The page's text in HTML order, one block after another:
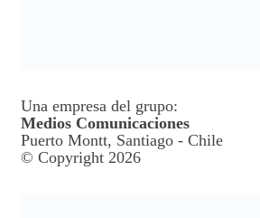
Una empresa del grupo:
Medios Comunicaciones
Puerto Montt, Santiago - Chile
© Copyright 2026